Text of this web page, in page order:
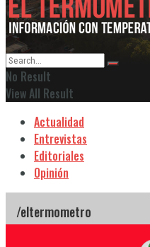
No Result
View All Result
Actualidad
Entrevistas
Editoriales
Opinión